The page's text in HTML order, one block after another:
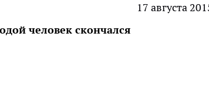
17 августа
человек скончался